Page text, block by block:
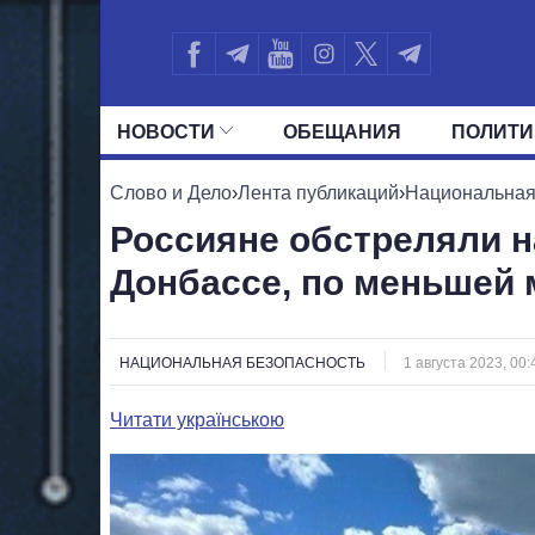
НОВОСТИ ОБЕЩАНИЯ
ВСЕ ПОЛИТИКИ ПРЕЗИДЕНТ И
Слово и Дело›Лента публикаций›
Россияне обстреляли
Донбассе, по меньшей
НАЦИОНАЛЬНАЯ БЕЗОПАСНОСТЬ 1 августа 2023,
Читати українською